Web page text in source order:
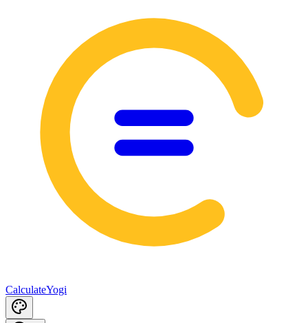
CalculateYogi